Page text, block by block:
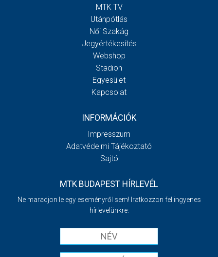
MTK TV
Utánpótlás
Női Szakág
Jegyértékesítés
Webshop
Stadion
Egyesület
Kapcsolat
INFORMÁCIÓK
Impresszum
Adatvédelmi Tájékoztató
Sajtó
MTK BUDAPEST HÍRLEVÉL
Ne maradjon le egy eseményről sem! Iratkozzon fel ingyenes
hírlevelünkre: